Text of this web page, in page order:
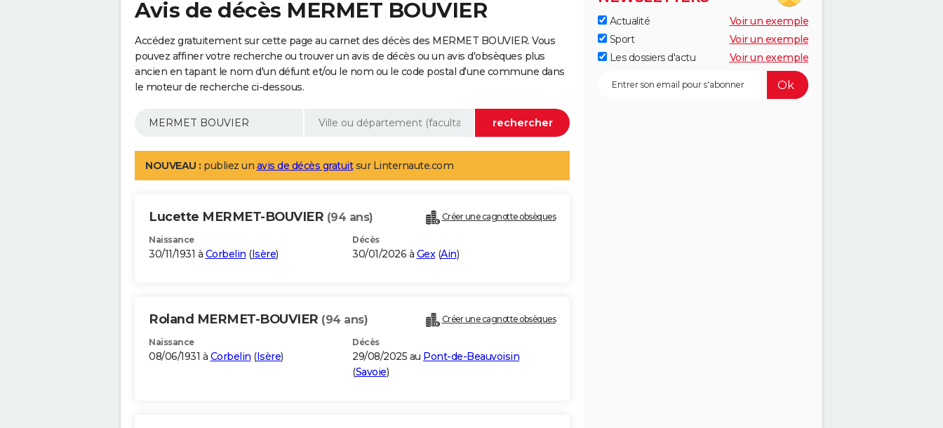
Avis de décès MERMET BOUVIER
Accédez gratuitement sur cette page au carnet des décès des MERMET BOUVIER. Vous
pouvez affiner votre recherche ou trouver un avis de décès ou un avis d'obsèques plus
ancien en tapant le nom d'un défunt et/ou le nom ou le code postal d'une commune dans
le moteur de recherche ci-dessous.
NOUVEAU : publiez un avis de décès gratuitsur Linternaute.com
Lucette MERMET-BOUVIER (94 ans) Créer une cagnotte obsèques
Naissance
30/11/1931 à Corbelin (Isère)
Décès
30/01/2026 à Gex(Ain)
Roland MERMET-BOUVIER (94 ans) Créer une cagnotte obsèques
Naissance
08/06/1931 à Corbelin (Isère)
Décès
29/08/2025 au Pont-de-Beauvoisin
(Savoie)
Actualité
Voir un exemple
Sport
Voir un exemple
Les dossiers d'actu
Voir un exemple